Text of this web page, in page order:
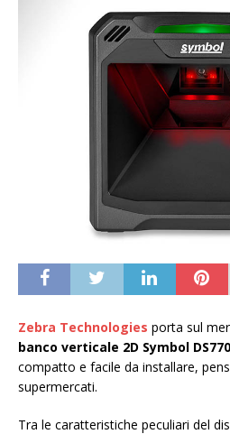
Zebra Technologies porta sul
banco verticale 2D Symbol
compatto e facile da installare,
supermercati.
Tra le caratteristiche peculiari del